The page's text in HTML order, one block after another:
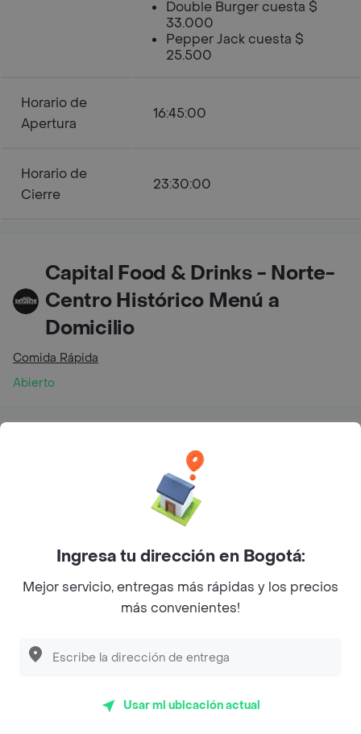
Double Burger cuesta $
33.000
Pepper Jack cuesta $
25.500
Horario de
Apertura
16:45:00
Horario de
Cierre
23:30:00
Capital Food & Drinks - Norte-
Centro Histórico Menú a
Domicilio
Comida Rápida
Abierto
Jueves
16:45 - 22:45
Viernes
16:45 - 23:30
Domingo
Ingresa tu dirección en Bogotá:
Mejor servicio, entregas más rápidas y los precios
más convenientes!
Usar mi ubicación actual